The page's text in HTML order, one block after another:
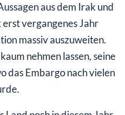
aus dem Irak und
vergangenes Jahr
massiv auszuweiten.
nehmen lassen, seine
das Embargo nach vielen